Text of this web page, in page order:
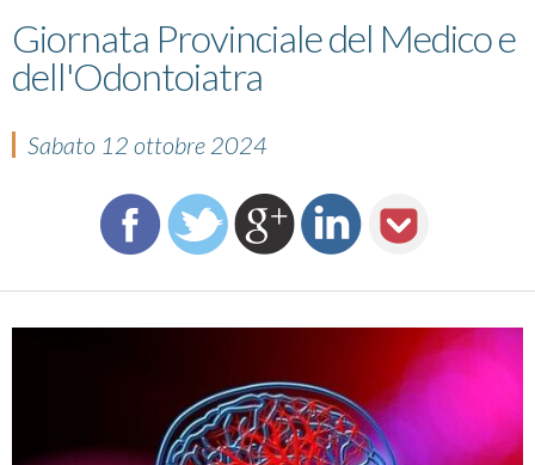
Giornata Provinciale del Medico e
dell'Odontoiatra
Sabato 12 ottobre 2024